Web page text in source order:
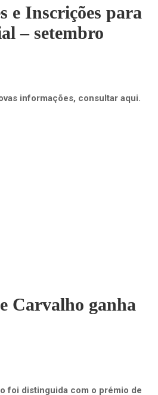
e Inscrições para
– setembro
informações, consultar aqui.
Carvalho ganha
foi distinguida com o prémio de